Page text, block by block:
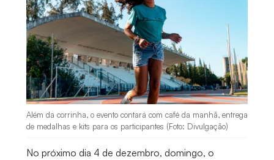
Além da corrinha, o evento contará com café da manhã, entrega
de medalhas e kits para os participantes (Foto: Divulgação)
No próximo dia 4 de dezembro, domingo, o